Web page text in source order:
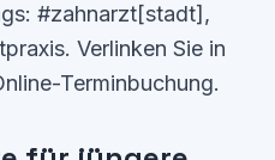
#zahnarzt[stadt],
Verlinken Sie in
Terminbuchung.